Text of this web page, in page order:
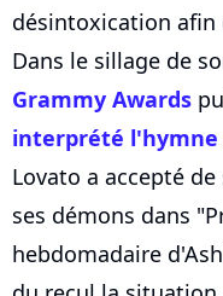
désintoxication afin
Dans le sillage de
Grammy Awards
interprété
Lovato a accepté
ses démons dans
hebdomadaire